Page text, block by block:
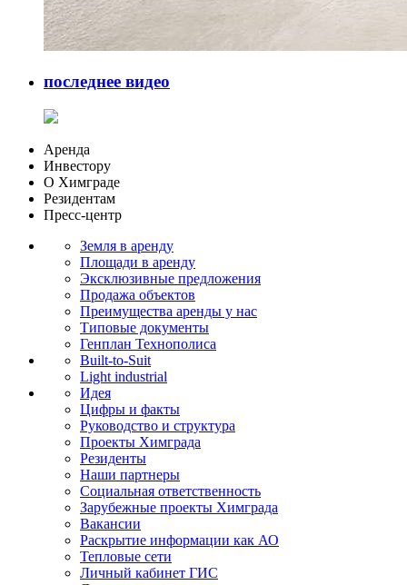
последнее видео
Аренда
Инвестору
О Химграде
Резидентам
Пресс-центр
Земля в аренду
Площади в аренду
Эксклюзивные предложения
Продажа объектов
Преимущества аренды у нас
Типовые документы
Генплан Технополиса
Built-to-Suit
Light industrial
Идея
Цифры и факты
Руководство и структура
Проекты Химграда
Резиденты
Наши партнеры
Социальная ответственность
Зарубежные проекты Химграда
Вакансии
Раскрытие информации как АО
Тепловые сети
Личный кабинет ГИС